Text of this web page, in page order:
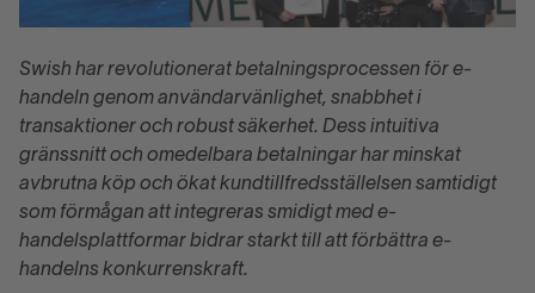
Swish har revolutionerat betalningsprocessen för e-
handeln genom användarvänlighet, snabbhet i
transaktioner och robust säkerhet. Dess intuitiva
gränssnitt och omedelbara betalningar har minskat
avbrutna köp och ökat kundtillfredsställelsen samtidigt
som förmågan att integreras smidigt med e-
handelsplattformar bidrar starkt till att förbättra e-
handelns konkurrenskraft.